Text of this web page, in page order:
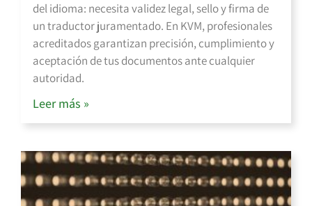
del idioma: necesita validez legal, sello y firma de
un traductor juramentado. En KVM, profesionales
acreditados garantizan precisión, cumplimiento y
aceptación de tus documentos ante cualquier
autoridad.
Leer más »